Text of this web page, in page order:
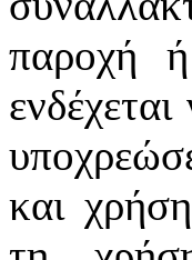
παροχή
και